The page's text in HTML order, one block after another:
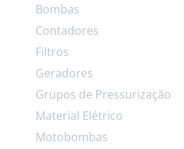
Bombas
Contadores
Filtros
Geradores
Grupos de Pressurização
Material Elétrico
Motobombas